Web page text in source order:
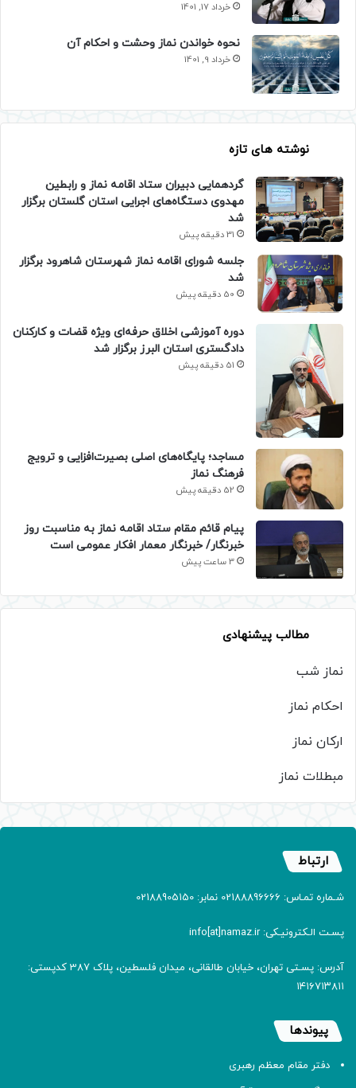
خرداد 17, 1401
نحوه خواندن نماز وحشت و احکام آن
خرداد 9, 1401
نوشته های تازه
گردهمایی دبیران ستاد اقامه نماز و رابطین
مهدوی دستگاه‌های اجرایی استان گلستان برگزار
شد
31 دقیقه پیش
جلسه شورای اقامه نماز شهرستان شاهرود برگزار
شد
50 دقیقه پیش
دوره آموزشی اخلاق حرفه‌ای ویژه قضات و کارکنان
دادگستری استان البرز برگزار شد
51 دقیقه پیش
​مساجد؛ پایگاه‌های اصلی بصیرت‌افزایی و ترویج
فرهنگ نماز
52 دقیقه پیش
پیام قائم مقام ستاد اقامه نماز به مناسبت روز
خبرنگار/ خبرنگار معمار افکار عمومی است
3 ساعت پیش
مطالب پیشنهادی
نماز شب
احکام نماز
ارکان نماز
مبطلات نماز
ارتباط
شـماره تمـاس: 02188896666 نمابر: 02188905150
پسـت الـکترونیـکی: info[at]namaz.ir
آدرس: پسـتی تهران، خیابان طالقانی، میدان فلسطین، پلاک 387 کدپستی:
۱۴۱۶۷۱۳۸۱۱
پیوندها
دفتر مقام معظم رهبری